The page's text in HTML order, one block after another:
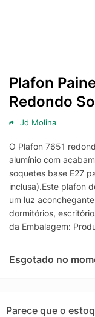
Plafon
Redondo
Jd Molina
O Plafon 7651
alumínio com
soquetes base E27
inclusa).Este plafon
um luz
dormitórios,
da Embalagem:
Esgotado no
Parece que o